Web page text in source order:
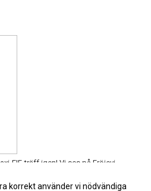
FIF-träff igen! Vi ses på Fröjevi
korrekt använder vi nödvändiga